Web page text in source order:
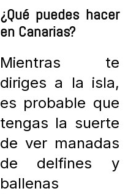
¿Qué puedes hacer
en Canarias?
Mientras te
diriges a la isla,
es probable que
tengas la suerte
de ver manadas
de delfines y
ballenas